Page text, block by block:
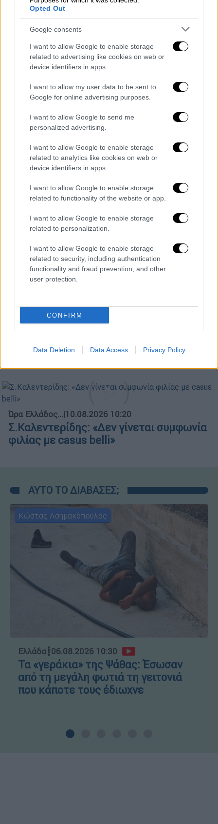
Opted Out
Google consents
I want to allow Google to enable storage
related to advertising like cookies on web or
device identifiers in apps.
I want to allow my user data to be sent to
Google for online advertising purposes.
I want to allow Google to send me
personalized advertising.
I want to allow Google to enable storage
related to analytics like cookies on web or
device identifiers in apps.
I want to allow Google to enable storage
related to functionality of the website or app.
I want to allow Google to enable storage
related to personalization.
I want to allow Google to enable storage
related to security, including authentication
functionality and fraud prevention, and other
user protection.
CONFIRM
Data Deletion Data Access Privacy Policy
POPULAR VIDEOS
Ώρα Ελλάδος...|10.08.2026 08:39
Ηλεία: Φωτιά τώρα στο χωριό Μουζάκι
– Κοντά στην είσοδο του χωριού οι
φλόγες
Ώρα Ελλάδος...|10.08.2026 12:18
Ώρα Ελλάδος 10/08/2026
Κεντρικό...| 09.08.2026 20:50
Κεντρικό δελτίο ειδήσεων 09/08/2026
Ώρα Ελλάδος...|10.08.2026 10:49
Πολιτική αντιπαράθεση
Σταμάτης,Αναστασίου και Λαλιώτου
Ώρα Ελλάδος...|10.08.2026 10:20
Σ.Καλεντερίδης: «Δεν γίνεται συμφωνία
φιλίας με casus belli»
ΑΥΤΟ ΤΟ ΔΙΑΒΑΣΕΣ;
Κώστας Ασημακόπουλος
Ελλάδα┋06.08.2026 10:30
Τα «γεράκια» της Ψάθας: Έσωσαν
από τη μεγάλη φωτιά τη γειτονιά
που κάποτε τους έδιωχνε